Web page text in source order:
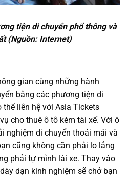
tiện di chuyển phổ thông và
(Nguồn: Internet)
gian cùng những hành
bằng các phương tiện di
liên hệ với Asia Tickets
cho thuê ô tô kèm tài xế. Với ô
nghiệm di chuyển thoải mái và
cũng không cần phải lo lắng
phải tự mình lái xe. Thay vào
dạn kinh nghiệm sẽ chở bạn